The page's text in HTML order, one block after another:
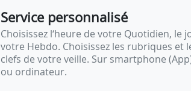
Service personnalisé
Choisissez l‘heure de votre Quotidien, le
votre Hebdo. Choisissez les rubriques et
clefs de votre veille. Sur smartphone
ou ordinateur.